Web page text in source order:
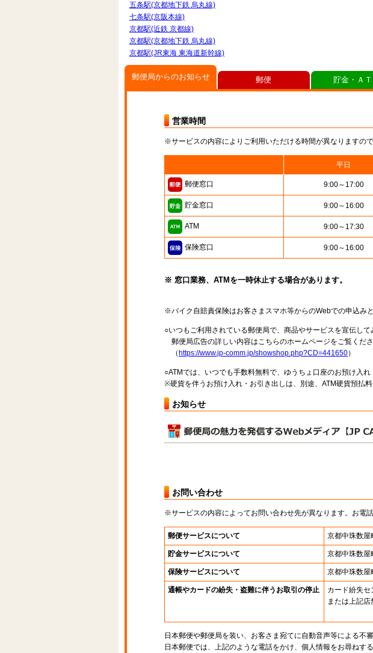
五条駅(京都地下鉄 烏丸線)
七条駅(京阪本線)
京都駅(近鉄 京都線)
京都駅(京都地下鉄 烏丸線)
京都駅(JR東海 東海道新幹線)
郵便局からのお知らせ
営業時間
※サービスの内容によりご利用いただける時間が異なりますの
平日
郵便窓口 9:00～17:00
貯金窓口 9:00～16:00
ATM 9:00～17:30
保険窓口 9:00～16:00
※ 窓口業務、ATMを一時休止する場合があります。
※バイク自賠責保険はお客さまスマホ等からのWebでの申込みと
○いつもご利用されている郵便局で、商品やサービスを宣伝して
郵便局広告の詳しい内容はこちらのホームページをご覧くださ
（ https://www.jp-comm.jp/showshop.php?CD=441650）
○ATMでは、いつでも手数料無料で、ゆうちょ口座のお預け入れ
※硬貨を伴うお預け入れ・お引き出しは、別途、ATM硬貨預払料
お知らせ
お問い合わせ
※サービスの内容によってお問い合わせ先が異なります。お電
郵便サービスについて 京都中珠数屋
貯金サービスについて 京都中珠数屋
保険サービスについて 京都中珠数屋
通帳やカードの紛失・盗難に伴うお取引の停止 カード紛失セ
または上記店
日本郵便や郵便局を装い、お客さま宛てに自動音声等による不
日本郵便では、上記のような電話をかけ、個人情報をお尋ねす
郵便 貯金・ＡＴ